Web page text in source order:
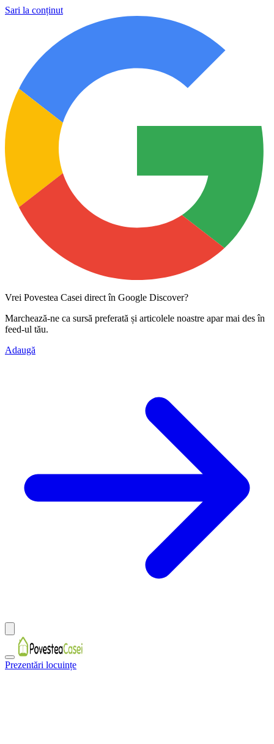
Sari la conținut
Vrei Povestea Casei direct în Google Discover?
Marchează-ne ca sursă preferată și articolele noastre apar mai des în
feed-ul tău.
Adaugă
Prezentări locuințe